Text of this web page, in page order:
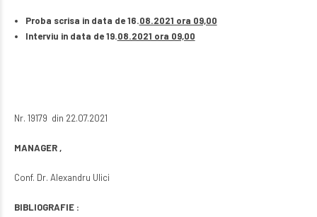
Proba scrisa in data de 16.08.2021 ora 09,00
Interviu in data de 19.08.2021 ora 09,00
Nr. 19179 din 22.07.2021
MANAGER ,
Conf. Dr. Alexandru Ulici
BIBLIOGRAFIE :